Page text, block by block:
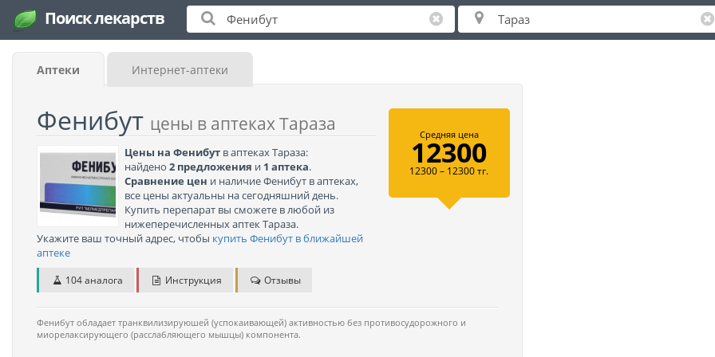
Поиск лекарств
Аптеки Интернет-аптеки
Фенибут цены в аптеках Тараза
Цены на Фенибут в аптеках Тараза:
найдено 2 предложения и 1 аптека.
Сравнение цен и наличие Фенибут в аптеках,
все цены актуальны на сегодняшний день.
Купить перепарат вы сможете в любой из
нижеперечисленных аптек Тараза.
Укажите ваш точный адрес, чтобы купить Фенибут в ближайшей
аптеке
104 аналога Инструкция Отзывы
Средняя цена
12300
12300 – 12300 тг.
Фенибут обладает транквилизируюшей (успокаивающей) активностью без противосудорожного и
миорелаксирующего (расслабляющего мышцы) компонента.